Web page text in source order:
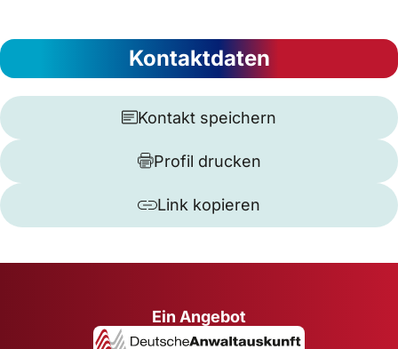
Kontaktdaten
Kontakt speichern
Profil drucken
Link kopieren
Ein Angebot